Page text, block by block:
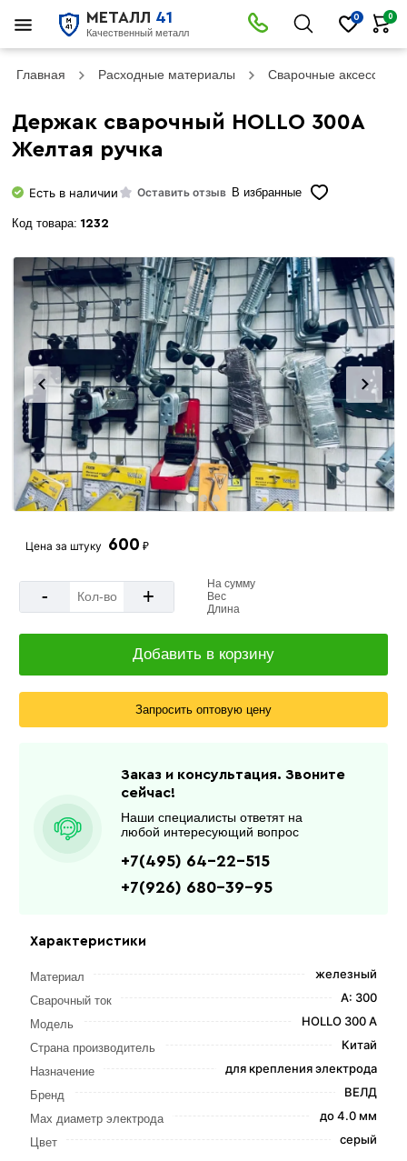
МЕТАЛЛ 41
Качественный металл
0 0
Главная Расходные материалы Сварочные
Держак сварочный HOLLO 300А
Желтая ручка
Есть в наличии Оставить отзыв В избранные
Код товара: 1232
Характеристики
Материал железный
Сварочный ток А: 300
Модель HOLLO 300 A
Страна производитель Китай
Назначение для крепления электрода
Бренд ВЕЛД
Мах диаметр электрода до 4.0 мм
Цвет серый
Цена за штуку 600 ₽
- +
На сумму
Вес
Длина
Добавить в корзину
Запросить оптовую цену
Заказ и консультация. Звоните
сейчас!
Наши специалисты ответят на
любой интересующий вопрос
+7(495) 64-22-515
+7(926) 680-39-95